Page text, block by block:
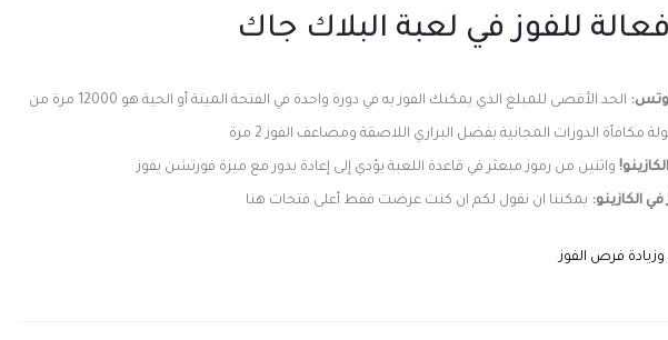
للفوز في لعبة البلاك جاك
الحد الأقصى للمبلغ الذي يمكنك الفوز به في دورة واحدة في الفتحة الميتة أو الحية هو 12000 مرة من
الدورات المجانية بفضل البراري اللاصقة ومضاعف الفوز 2 مرة
واثنين من رموز مبعثر في قاعدة اللعبة يؤدي إلى إعادة يدور مع ميزة فورتشن يفوز
الكازينو: يمكننا ان نقول لكم ان كنت عرضت فقط أعلى فتحات هنا
فرص الفوز